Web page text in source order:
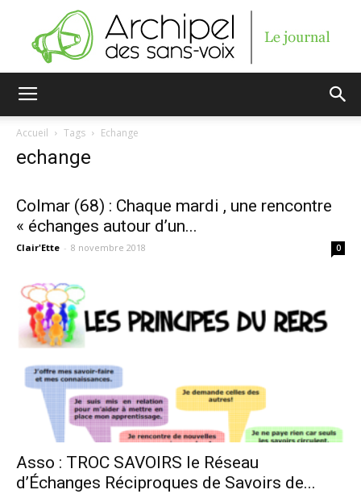
voix
Accueil Tags Echange
echange
Colmar (68) : Chaque mardi , une rencontre
« échanges autour d’un...
Clair'Ette - 8 novembre 2018 0
Asso : TROC SAVOIRS le Réseau
d’Échanges Réciproques de Savoirs de...